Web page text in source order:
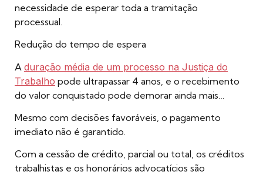
necessidade de esperar toda a tramitação
processual.
Redução do tempo de espera
A duração média de um processo na Justiça do
Trabalho pode ultrapassar 4 anos, e o recebimento
do valor conquistado pode demorar ainda mais…
Mesmo com decisões favoráveis, o pagamento
imediato não é garantido.
Com a cessão de crédito, parcial ou total, os créditos
trabalhistas e os honorários advocatícios são